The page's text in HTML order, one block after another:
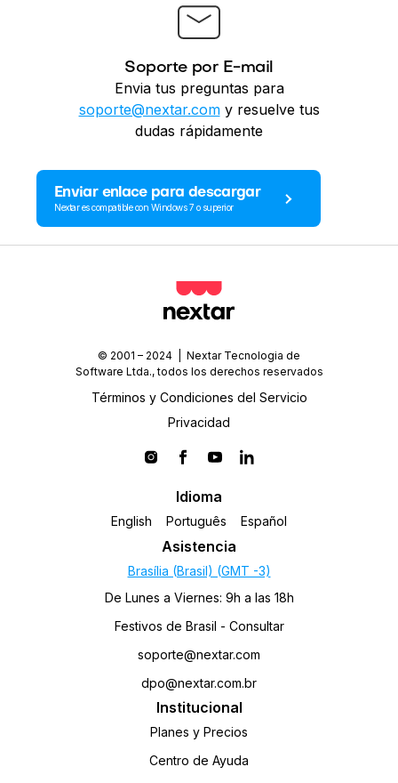
Soporte por E-mail
Envia tus preguntas para
soporte@nextar.comy resuelve tus
dudas rápidamente
Enviar enlace para descargar
Nextar es compatible con Windows 7 o superior
© 2001 – 2024 | Nextar Tecnologia de
Software Ltda., todos los derechos reservados
Términos y Condiciones del Servicio
Privacidad
Idioma
English Português Español
Asistencia
Brasília (Brasil) (GMT -3)
De Lunes a Viernes: 9h a las 18h
Festivos de Brasil - Consultar
soporte@nextar.com
dpo@nextar.com.br
Institucional
Planes y Precios
Centro de Ayuda